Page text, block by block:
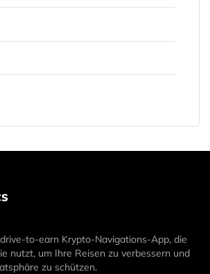
to-earn Krypto-Navigations-App, die
nutzt, um Ihre Reisen zu verbessern und
zu schützen.